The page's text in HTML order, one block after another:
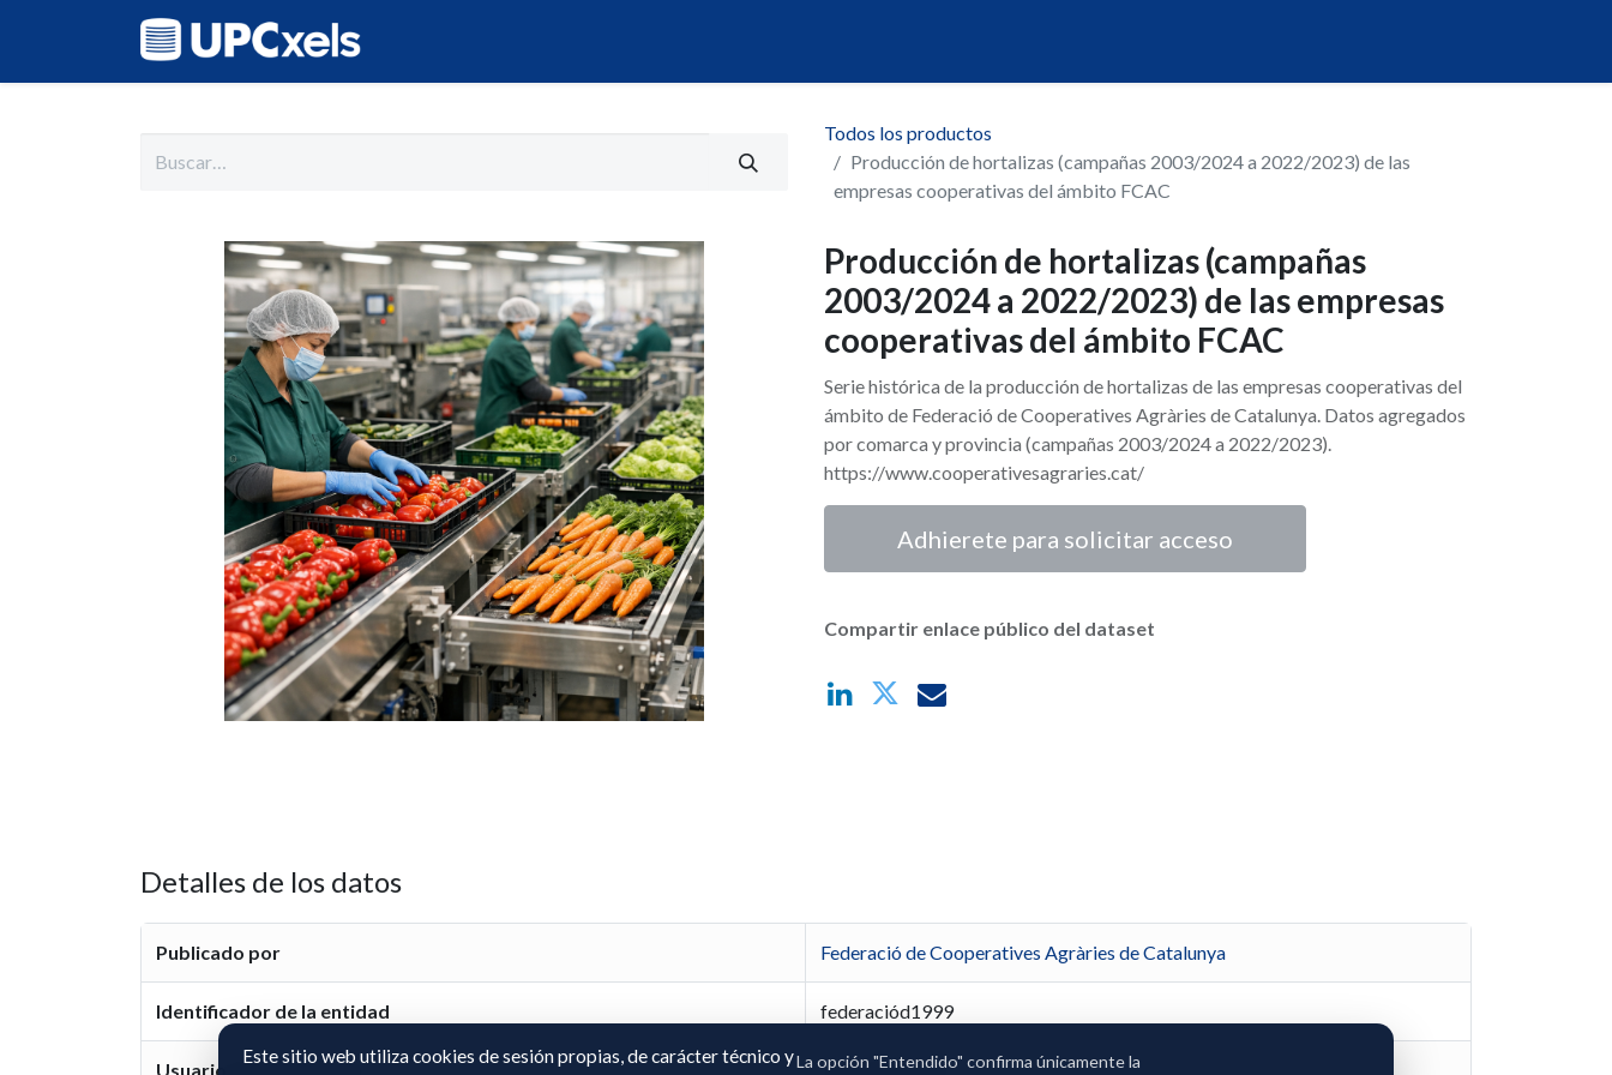
Todos los productos
Producción de hortalizas (campañas 2003/2024 a 2022/2023) de las
empresas cooperativas del ámbito FCAC
Producción de hortalizas (campañas
2003/2024 a 2022/2023) de las empresas
cooperativas del ámbito FCAC
Serie histórica de la producción de hortalizas de las empresas cooperativas del
ámbito de Federació de Cooperatives Agràries de Catalunya. Datos agregados
por comarca y provincia (campañas 2003/2024 a 2022/2023).
https://www.cooperativesagraries.cat/
Adhierete para solicitar acceso
Compartir enlace público del dataset
Detalles de los datos
Publicado por Federació de Cooperatives Agràries de Catalunya
Identificador de la entidad federaciód1999
Usuario representante Jordi Vives Xiol
Este sitio web utiliza cookies de sesión propias, de carácter técnico yLa opción "Entendido" confirma únicamente la